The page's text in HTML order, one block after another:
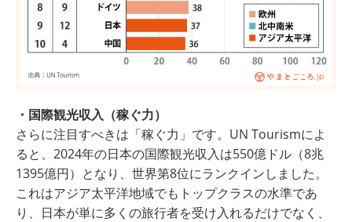
・国際観光収入（稼ぐ力）
さらに注目すべきは「稼ぐ力」です。UN Tourismによ
ると、2024年の日本の国際観光収入は550億ドル（8兆
1395億円）となり、世界第8位にランクインしました。
これはアジア太平洋地域でもトップクラスの水準であ
り、日本が単に多くの旅行者を受け入れるだけでなく、